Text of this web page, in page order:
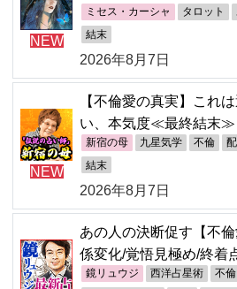
NEW
ミセス・カーシャ タロット
結末
2026年8月7日
NEW
【不倫愛の真実】これ
い、本気度≪最終結末≫
新宿の母 九星気学 不倫
結末
2026年8月7日
あの人の決断促す【不
係変化/覚悟見極め/終着
鏡リュウジ 西洋占星術 不倫